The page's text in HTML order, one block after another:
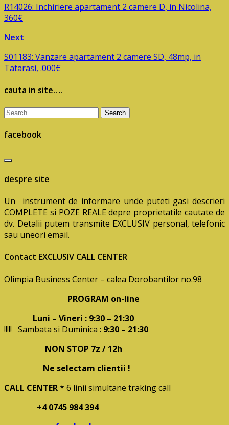
R14026: Inchiriere apartament 2 camere D, in Nicolina,
360€
Next
S01183: Vanzare apartament 2 camere SD, 48mp, in
Tatarasi, .000€
cauta in site….
Search
facebook
despre site
Un instrument de informare unde puteti gasi descrieri
COMPLETE si POZE REALEdepre proprietatile cautate de
dv. Detalii putem transmite EXCLUSIV personal, telefonic
sau uneori email.
Contact EXCLUSIV CALL CENTER
Olimpia Business Center – calea Dorobantilor no.98
PROGRAM on-line
Luni – Vineri : 9:30 – 21:30
!!!!! Sambata si Duminica : 9:30 – 21:30
NON STOP 7z / 12h
Ne selectam clientii !
CALL CENTER* 6 linii simultane traking call
+4 0745 984 394